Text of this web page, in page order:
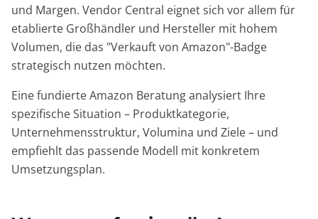
und Margen. Vendor Central eignet sich vor allem für
etablierte Großhändler und Hersteller mit hohem
Volumen, die das "Verkauft von Amazon"-Badge
strategisch nutzen möchten.
Eine fundierte Amazon Beratung analysiert Ihre
spezifische Situation – Produktkategorie,
Unternehmensstruktur, Volumina und Ziele – und
empfiehlt das passende Modell mit konkretem
Umsetzungsplan.